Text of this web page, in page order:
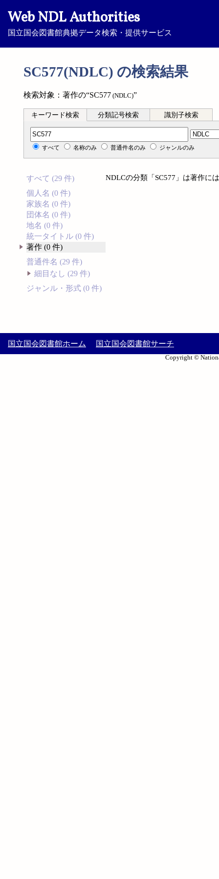
Web NDL Authorities
国立国会図書館典拠データ検索・提供サービス
SC577(NDLC) の検索結果
検索対象：著作の“SC577 (NDLC)”
キーワード検索 分類記号検索 識別子検索
分類記号検索
すべて 名称のみ 普通件名のみ ジャンルのみ
すべて (29 件)
個人名 (0 件)
家族名 (0 件)
団体名 (0 件)
地名 (0 件)
統一タイトル (0 件)
著作 (0 件)
普通件名 (29 件)
細目なし (29 件)
ジャンル・形式 (0 件)
NDLCの分類「SC577」は著作に
国立国会図書館ホーム 国立国会図書館サーチ
Copyright ©